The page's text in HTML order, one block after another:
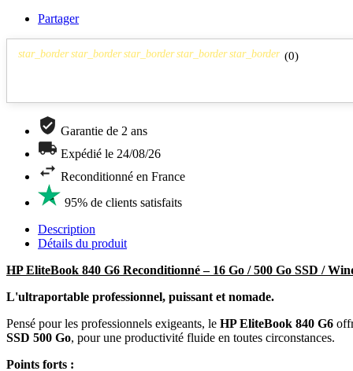
Partager
star_border star_border star_border star_border star_border (0)
Garantie de 2 ans
Expédié le 24/08/26
Reconditionné en France
95% de clients satisfaits
Description
Détails du produit
HP EliteBook 840 G6 Reconditionné – 16 Go / 500 Go SSD /
L'ultraportable professionnel, puissant et nomade.
Pensé pour les professionnels exigeants, le HP EliteBook 840 G6
SSD 500 Go, pour une productivité fluide en toutes circonstances.
Points forts :